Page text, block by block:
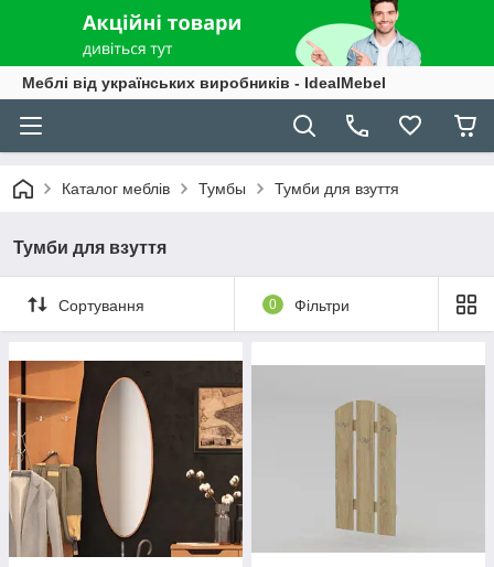
Меблі від українських виробників - IdealMebel
Каталог меблів Тумбы Тумби для взуття
Тумби для взуття
Сортування 0 Фільтри